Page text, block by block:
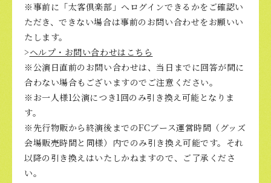
※事前に「太客倶楽部」へログインできるかをご確認い
ただき、できない場合は事前のお問い合わせをお願いい
たします。
>ヘルプ・お問い合わせはこちら
※公演日直前のお問い合わせは、当日までに回答が間に
合わない場合もございますのでご注意ください。
※お一人様1公演につき1回のみ引き換え可能となりま
す。
※先行物販から終演後までのFCブース運営時間（グッズ
会場販売時間と同様）内でのみ引き換え可能です。それ
以降の引き換えはいたしかねますので、ご了承くださ
い。